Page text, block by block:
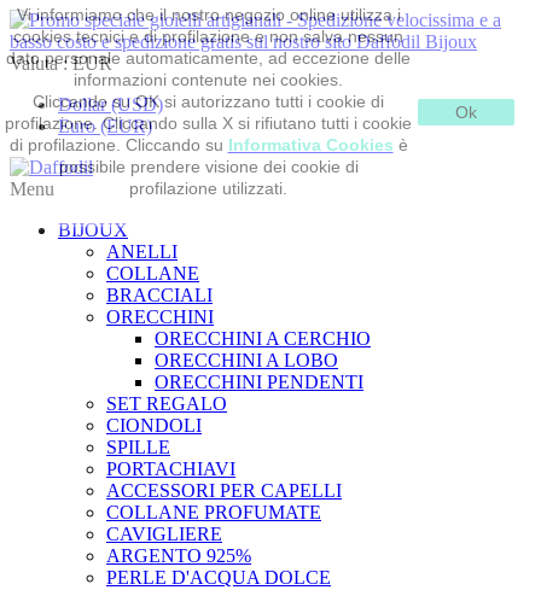
Valuta : EUR
Dollar (USD)
Euro (EUR)
Menu
BIJOUX
ANELLI
COLLANE
BRACCIALI
ORECCHINI
ORECCHINI A CERCHIO
ORECCHINI A LOBO
ORECCHINI PENDENTI
SET REGALO
CIONDOLI
SPILLE
PORTACHIAVI
ACCESSORI PER CAPELLI
COLLANE PROFUMATE
CAVIGLIERE
ARGENTO 925%
PERLE D'ACQUA DOLCE
Vi informiamo che il nostro negozio online utilizza i
cookies tecnici e di profilazione e non salva nessun
dato personale automaticamente, ad eccezione delle
informazioni contenute nei cookies.
Cliccando su OK si autorizzano tutti i cookie di
profilazione. Cliccando sulla X si rifiutano tutti i cookie
di profilazione. Cliccando su Informativa Cookies è
possibile prendere visione dei cookie di
profilazione utilizzati.
Ok